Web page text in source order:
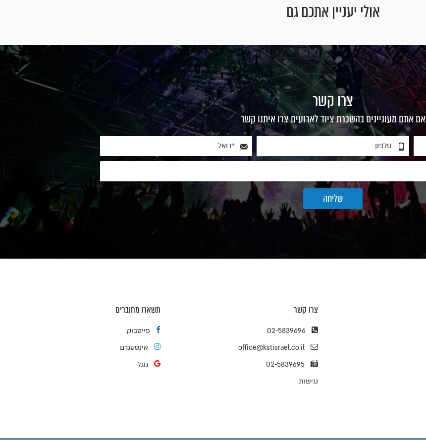
אולי יעניין אתכם גם
צרו קשר
אם אתם מעוניינים בהשכרת ציוד לארועים צרו איתנו קשר
צרו קשר
02-5839696
office@kstisrael.co.il
02-5839695
נגישות
תשארו מחוברים
פייסבוק
אינסטגרם
גוגל